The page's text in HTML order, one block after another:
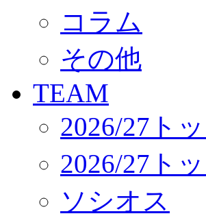
パートナー募集
クラブ理念
サステナビリティ
Web制作支援
応援プロジェクト
コラム
その他
TEAM
2026/27ト
2026/27ト
ソシオス